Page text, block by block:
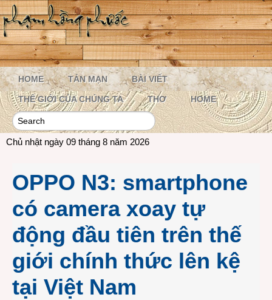
HOME TẢN MẠN BÀI VIẾT
THẾ GIỚI CỦA CHÚNG TA THƠ HOME
Chủ nhật ngày 09 tháng 8 năm 2026
OPPO N3: smartphone
có camera xoay tự
động đầu tiên trên thế
giới chính thức lên kệ
tại Việt Nam